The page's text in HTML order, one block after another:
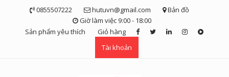
0855507222 hutuvn@gmail.com
Bản đồ
Giờ làm việc 9:00 - 18:00
Sản phẩm yêu thích
Giỏ hàng
Tài khoản